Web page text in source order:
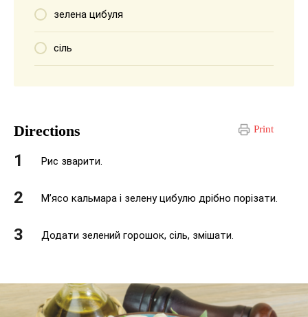
зелена цибуля
сіль
Print
Directions
Рис зварити.
М’ясо кальмара і зелену цибулю дрібно порізати.
Додати зелений горошок, сіль, змішати.